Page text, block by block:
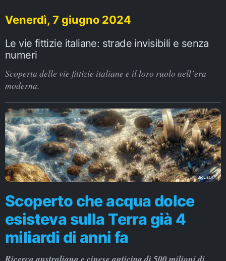
Venerdì, 7 giugno 2024
Le vie fittizie italiane: strade invisibili e senza
numeri
Scoperta delle vie fittizie italiane e il loro ruolo nell’era
moderna.
Scoperto che acqua dolce
esisteva sulla Terra già 4
miliardi di anni fa